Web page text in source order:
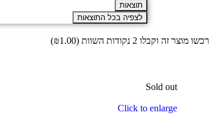
תוצאות
לצפיה בכל התוצאות
רכשו מוצר זה וקבלו 2 נקודות השוות ( ₪1.00
)
Sold out
Click to enlarge